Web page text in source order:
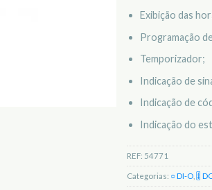
Exibição das
Programação
Temporizador;
Indicação de
Indicação de
Indicação do
REF: 54771
Categorias: ○ DI-O 🎚️